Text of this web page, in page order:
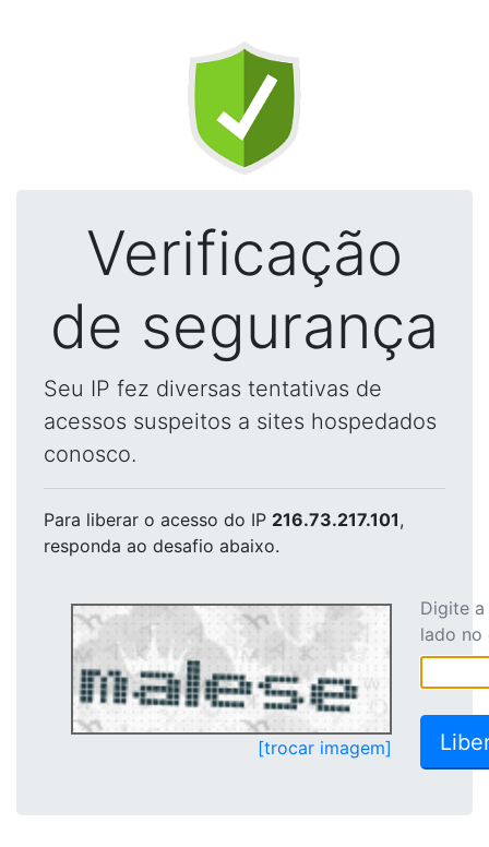
Verificação
de segurança
Seu IP fez diversas tentativas de
acessos suspeitos a sites hospedados
conosco.
Para liberar o acesso do IP 216.73.217.101,
responda ao desafio abaixo.
[trocar imagem]
Digite
lado no